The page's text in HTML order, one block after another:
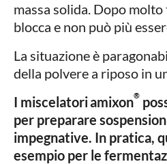
massa solida. Dopo
blocca e non può più
La situazione è
della polvere a riposo in
I miscelatoriamixon®
per preparare
impegnative. In pratica,
esempio per le